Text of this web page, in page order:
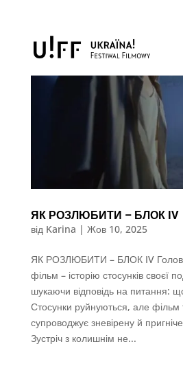
ЯК РОЗЛЮБИТИ – БЛОК IV
від Karina | Жов 10, 2025
ЯК РОЗЛЮБИТИ – БЛОК IV
фільм – історію стосунків своєї
шукаючи відповідь на питання:
Стосунки руйнуються, але фільм
супроводжує зневірену й
Зустріч з колишнім не...